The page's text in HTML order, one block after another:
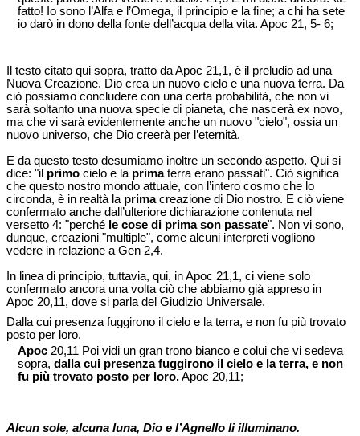
fatto! Io sono l’Alfa e l’Omega, il principio e la fine; a chi ha sete
io darò in dono della fonte dell’acqua della vita. Apoc 21, 5- 6;
Il testo citato qui sopra, tratto da Apoc 21,1, è il preludio ad una
Nuova Creazione. Dio crea un nuovo cielo e una nuova terra. Da
ciò possiamo concludere con una certa probabilità, che non vi
sarà soltanto una nuova specie di pianeta, che nascerà ex novo,
ma che vi sarà evidentemente anche un nuovo "cielo", ossia un
nuovo universo, che Dio creerà per l’eternità.
E da questo testo desumiamo inoltre un secondo aspetto. Qui si
dice: "il primo cielo e la primaterra erano passati". Ciò significa
che questo nostro mondo attuale, con l’intero cosmo che lo
circonda, è in realtà la primacreazione di Dio nostro. E ciò viene
confermato anche dall’ulteriore dichiarazione contenuta nel
versetto 4: "perché le cose di prima son passate". Non vi sono,
dunque, creazioni "multiple", come alcuni interpreti vogliono
vedere in relazione a Gen 2,4.
In linea di principio, tuttavia, qui, in Apoc 21,1, ci viene solo
confermato ancora una volta ciò che abbiamo già appreso in
Apoc 20,11, dove si parla del Giudizio Universale.
Dalla cui presenza fuggirono il cielo e la terra, e non fu più trovato
posto per loro.
Apoc 20,11 Poi vidi un gran trono bianco e colui che vi sedeva
sopra, dalla cui presenza fuggirono il cielo e la terra, e non
fu più trovato posto per loro.Apoc 20,11;
Alcun sole, alcuna luna, Dio e l’Agnello li illuminano.